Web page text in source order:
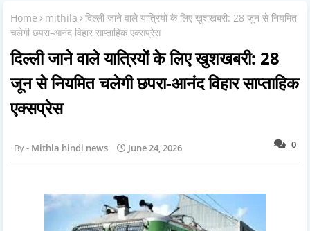
Home mithila
दिल्ली जाने वाले यात्रियों के लिए खुशखबरी: 28 जून से नियमित
चलेगी छपरा-आनंद विहार साप्ताहिक एक्सप्रेस
दिल्ली जाने वाले यात्रियों के लिए खुशखबरी: 28
जून से नियमित चलेगी छपरा-आनंद विहार साप्ताहिक
एक्सप्रेस
0
Mithla hindi news June 24, 2026